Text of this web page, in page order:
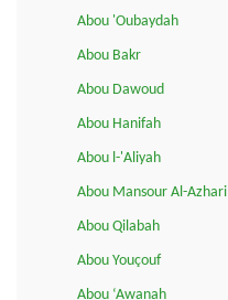
Abou 'Oubaydah
Abou Bakr
Abou Dawoud
Abou Hanifah
Abou l-'Aliyah
Abou Mansour Al-Azhari
Abou Qilabah
Abou Youçouf
Abou ‘Awanah